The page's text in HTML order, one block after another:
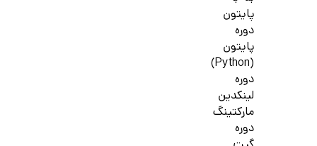
پایتون
دوره
پایتون
(Python)
دوره
لینکدین
مارکتینگ
دوره